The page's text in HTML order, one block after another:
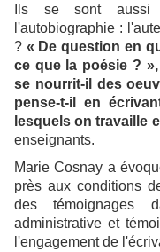
Ils se sont aussi
l'autobiographie :
? « De question en
ce que la poésie ?
se nourrit-il des
pense-t-il en
lesquels on travaille
enseignants.
Marie Cosnay a
près aux conditions
des témoignages
administrative et
l'engagement de